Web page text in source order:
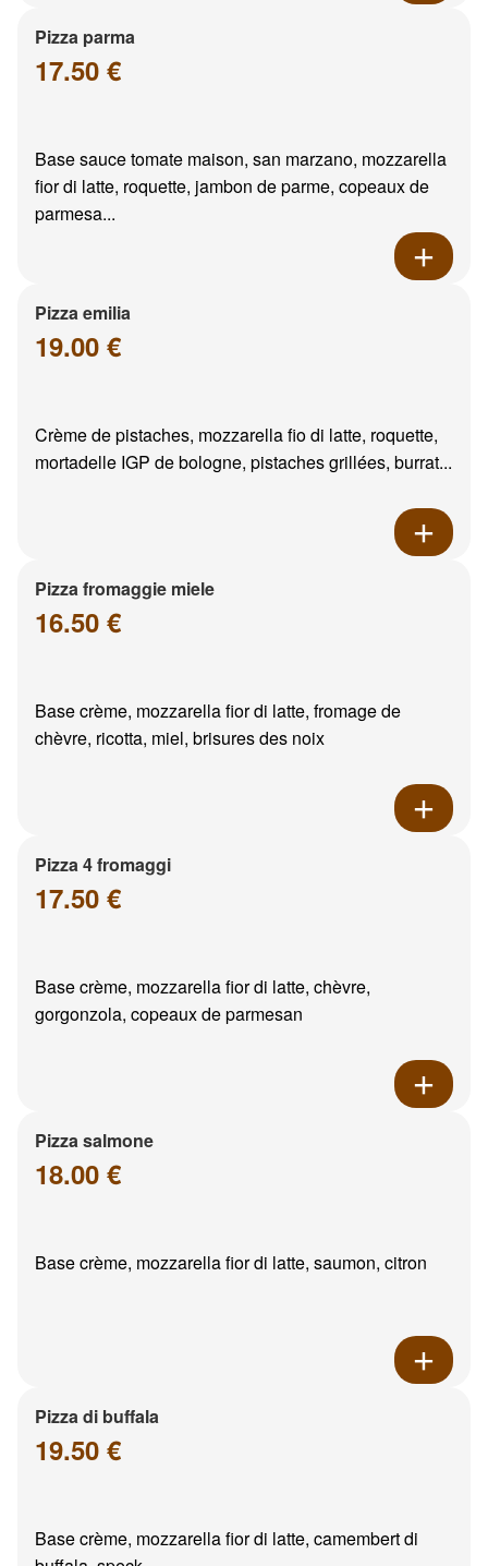
Pizza parma
17.50 €
Base sauce tomate maison, san marzano, mozzarella
fior di latte, roquette, jambon de parme, copeaux de
parmesa...
Pizza emilia
19.00 €
Crème de pistaches, mozzarella fio di latte, roquette,
mortadelle IGP de bologne, pistaches grillées, burrat...
Pizza fromaggie miele
16.50 €
Base crème, mozzarella fior di latte, fromage de
chèvre, ricotta, miel, brisures des noix
Pizza 4 fromaggi
17.50 €
Base crème, mozzarella fior di latte, chèvre,
gorgonzola, copeaux de parmesan
Pizza salmone
18.00 €
Base crème, mozzarella fior di latte, saumon, citron
Pizza di buffala
19.50 €
Base crème, mozzarella fior di latte, camembert di